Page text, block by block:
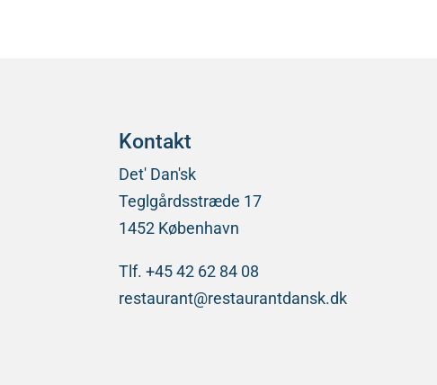
Kontakt
Det' Dan'sk
Teglgårdsstræde 17
1452 København
Tlf. +45 42 62 84 08
restaurant@restaurantdansk.dk